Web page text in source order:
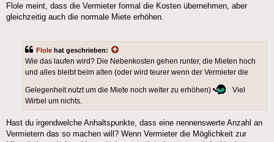
Flole meint, dass die Vermieter formal die Kosten übernehmen, aber
gleichzeitig auch die normale Miete erhöhen.
Flole hat geschrieben:
Wie das laufen wird? Die Nebenkosten gehen runter, die Mieten hoch
und alles bleibt beim alten (oder wird teurer wenn der Vermieter die
Gelegenheit nutzt um die Miete noch weiter zu erhöhen)
Viel
Wirbel um nichts.
Hast du irgendwelche Anhaltspunkte, dass eine nennenswerte Anzahl an
Vermietern das so machen will? Wenn Vermieter die Möglichkeit zur